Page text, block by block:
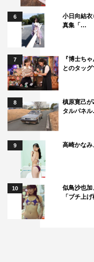
映画「かそけきサンカ
2021年9月27日（月）
希子、今泉力哉監督
作品情報
「かそけきサンカヨウ
2021年10月15日（金）
出演：志田彩良／井浦新
鈴鹿央士、中井友望、
石川恋、鈴木咲、古屋
海沼未羽、鷺坂陽菜、
菊池亜希子／梅沢昌代
6
小日向結
真集「…
7
『博士ち
とのタッ
8
槙原寛己
タルパネ
9 高崎かな
10
似鳥沙也
「ブチ上